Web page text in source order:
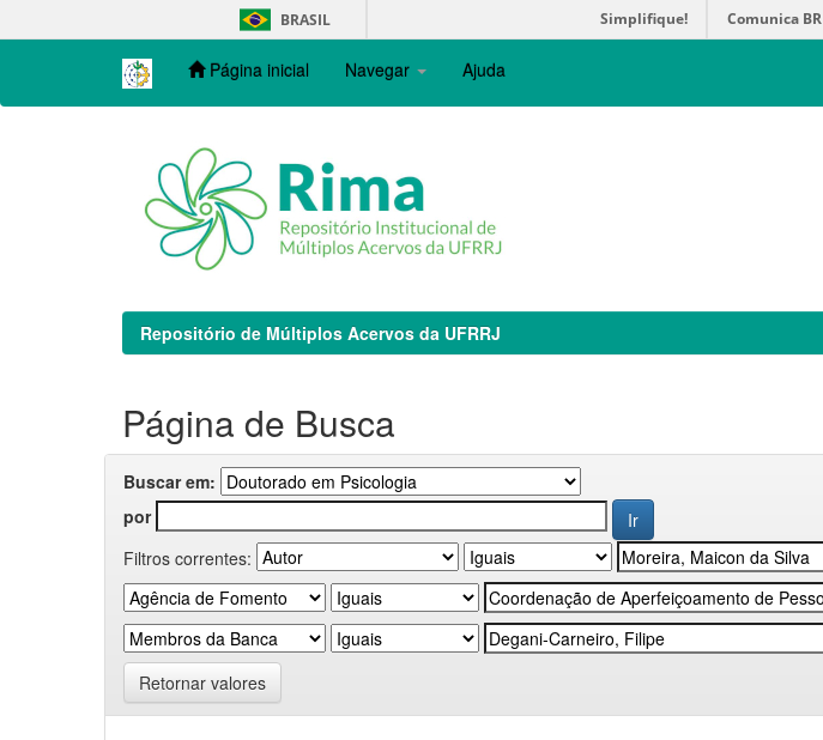
navigation
BRASIL Simplifique! Comunica BR
Página inicial Navegar Ajuda
Repositório de Múltiplos Acervos da UFRRJ
Página de Busca
Buscar em:
por
Filtros correntes:
Retornar valores